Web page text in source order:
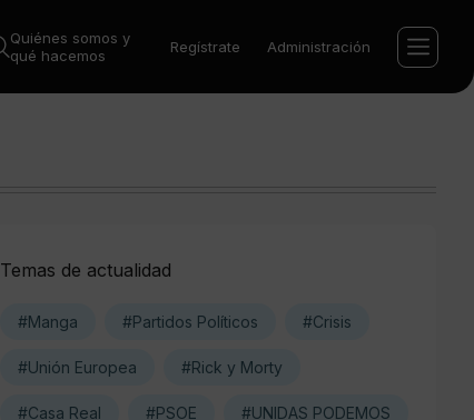
Quiénes somos y
qué hacemos
Regístrate Administración
Temas de actualidad
#Manga #Partidos Políticos #Crisis
#Unión Europea #Rick y Morty
#Casa Real #PSOE #UNIDAS PODEMOS